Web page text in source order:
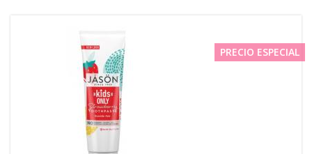
PRECIO ESPECIAL